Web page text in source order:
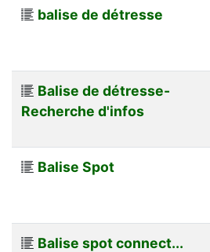
balise de détresse
Balise de détresse-
Recherche d'infos
Balise Spot
Balise spot connect...